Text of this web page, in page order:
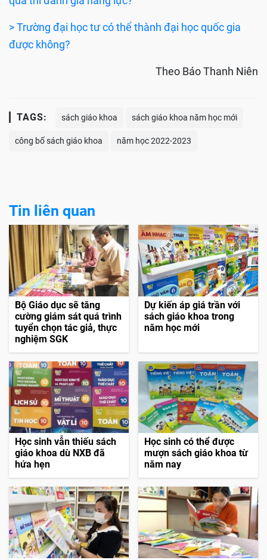
> Trường đại học tư có thể thành đại học quốc gia
được không?
Theo Báo Thanh Niên
TAGS: sách giáo khoa sách giáo khoa năm học mới
công bố sách giáo khoa năm học 2022-2023
Tin liên quan
Bộ Giáo dục sẽ tăng
cường giám sát quá trình
tuyển chọn tác giả, thực
nghiệm SGK
Dự kiến áp giá trần với
sách giáo khoa trong
năm học mới
Học sinh vẫn thiếu sách
giáo khoa dù NXB đã
hứa hẹn
Học sinh có thể được
mượn sách giáo khoa từ
năm nay